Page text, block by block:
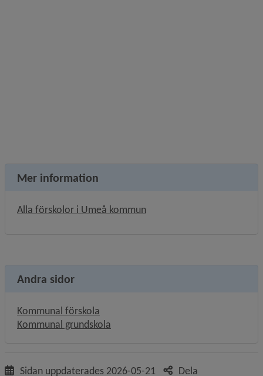
Mer information
Alla förskolor i Umeå kommun
Andra sidor
Kommunal förskola
Kommunal grundskola
Sidan uppdaterades 2026-05-21 Dela